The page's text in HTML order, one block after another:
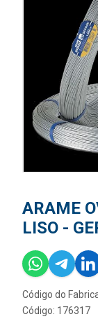
ARAME
LISO -
Código do
Código: 176317